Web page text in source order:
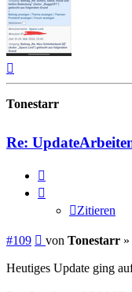
Tonestarr
Re:
Zitieren
#109 Beitrag
von Tonestarr »
Heutiges Update ging